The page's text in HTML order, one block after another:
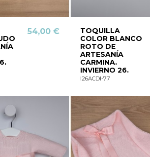
54,00 €
TOQUILLA
COLOR BLANCO
ROTO DE
ARTESANÍA
CARMINA.
INVIERNO 26.
I26ACDI-77